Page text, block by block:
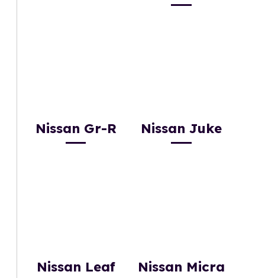
Nissan Gr-R Nissan Juke
Nissan Leaf Nissan Micra